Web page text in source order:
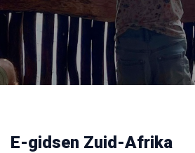
E-gidsen Zuid-Afrika